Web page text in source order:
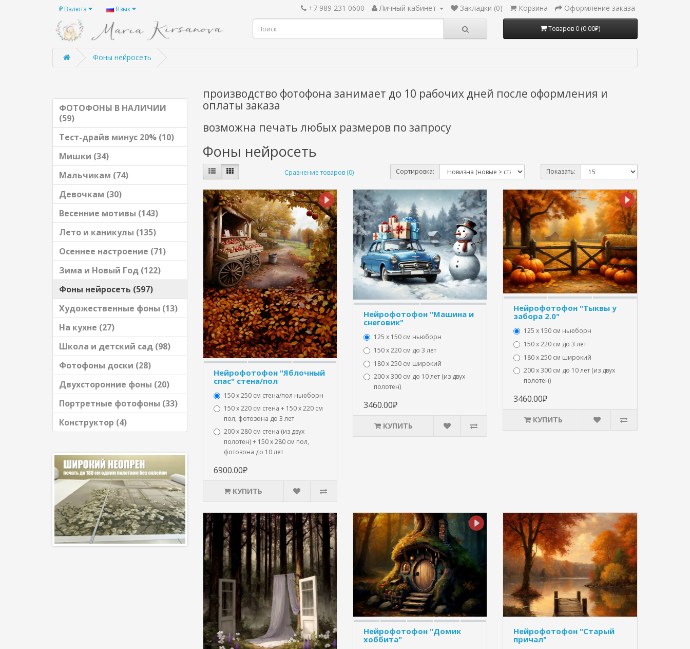
₽ Валюта Язык +7 989 231 0600 Личный кабинет Закладки (0) Корзина Оформление заказа
Товаров 0 (0.00₽)
Фоны нейросеть
ФОТОФОНЫ В НАЛИЧИИ
(59)
Тест-драйв минус 20% (10)
Мишки (34)
Мальчикам (74)
Девочкам (30)
Весенние мотивы (143)
Лето и каникулы (135)
Осеннее настроение (71)
Зима и Новый Год (122)
Фоны нейросеть (597)
Художественные фоны (13)
На кухне (27)
Школа и детский сад (98)
Фотофоны доски (28)
Двухсторонние фоны (20)
Портретные фотофоны (33)
Конструктор (4)
производство фотофона занимает до 10 рабочих дней после оформления и
оплаты заказа
возможна печать любых размеров по запросу
Фоны нейросеть
Сравнение товаров (0) Сортировка: Показать:
Нейрофотофон "Яблочный
спас" стена/пол
150 х 250 см стена/пол ньюборн
150 х 220 см стена + 150 х 220 см
пол, фотозона до 3 лет
200 х 280 см стена (из двух
полотен) + 150 х 280 см пол,
фотозона до 10 лет
6900.00₽
КУПИТЬ
Нейрофотофон "Машина и
снеговик"
125 x 150 см ньюборн
150 х 220 см до 3 лет
180 х 250 см широкий
200 х 300 см до 10 лет (из двух
полотен)
3460.00₽
КУПИТЬ
Нейрофотофон "Тыквы у
забора 2.0"
125 x 150 см ньюборн
150 х 220 см до 3 лет
180 х 250 см широкий
200 х 300 см до 10 лет (из двух
полотен)
3460.00₽
КУПИТЬ
Нейрофотофон "Домик
хоббита"
Нейрофотофон "Старый
причал"